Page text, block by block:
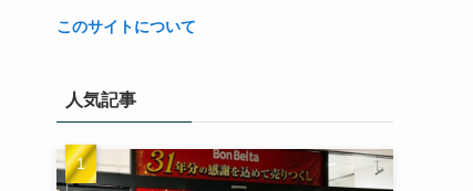
このサイトについて
人気記事